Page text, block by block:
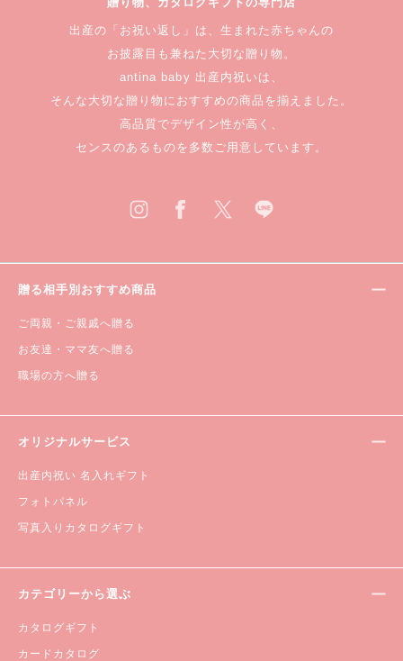
出産の「お祝い返し」は、生まれた赤ちゃんの
お披露目も兼ねた大切な贈り物。
antina baby 出産内祝いは、
そんな大切な贈り物におすすめの商品を揃えました。
高品質でデザイン性が高く、
センスのあるものを多数ご用意しています。
贈る相手別おすすめ商品
ご両親・ご親戚へ贈る
お友達・ママ友へ贈る
職場の方へ贈る
オリジナルサービス
出産内祝い 名入れギフト
フォトパネル
写真入りカタログギフト
カテゴリーから選ぶ
カタログギフト
カードカタログ